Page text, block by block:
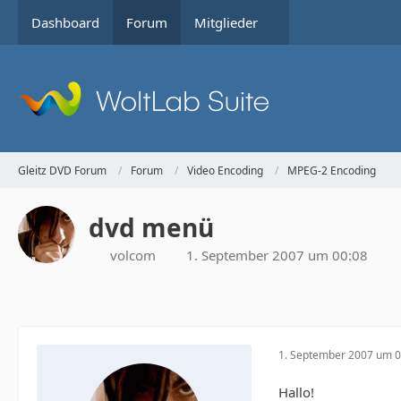
Dashboard Forum Mitglieder
Gleitz DVD Forum Forum Video Encoding MPEG-2 Encoding
dvd menü
volcom 1. September 2007 um 00:08
1. September 2007 um
Hallo!